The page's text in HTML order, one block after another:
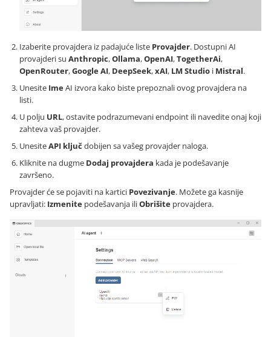
Izaberite provajdera iz padajuće liste Provajder. Dostupni AI
provajderi su Anthropic,Ollama,OpenAI,TogetherAi,
OpenRouter,Google AI, DeepSeek,xAI, LM Studio i Mistral.
Unesite ImeAI izvora kako biste prepoznali ovog provajdera na
listi.
U polju URL, ostavite podrazumevani endpoint ili navedite onaj koji
zahteva vaš provajder.
UnesiteAPI ključdobijen sa vašeg provajder naloga.
Kliknite na dugme Dodaj provajdera kada je podešavanje
završeno.
Provajder će se pojaviti na kartici Povezivanje. Možete ga kasnije
upravljati: Izmenite podešavanja iliObrišite provajdera.